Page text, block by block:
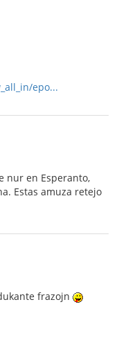
epo...
nur en Esperanto,
Estas amuza retejo
frazojn